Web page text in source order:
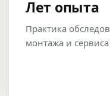
Лет опыта
Практика
монтажа и